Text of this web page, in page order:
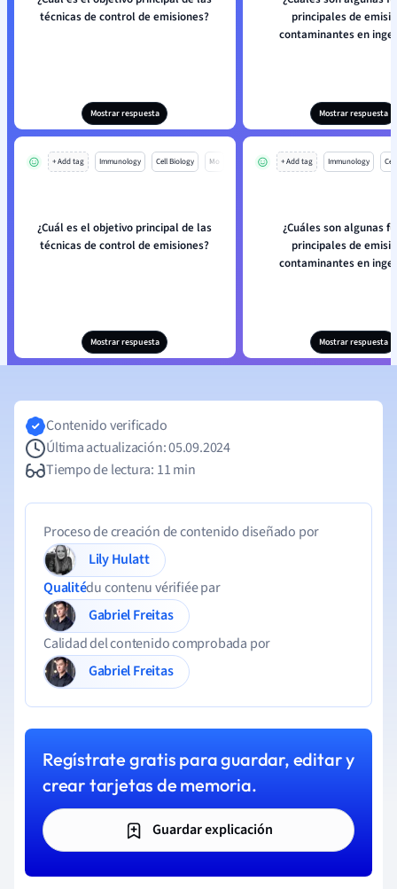
técnicas de control de emisiones?
Mostrar respuesta
principales de
contaminantes en
Mostrar respuesta
+ Add tag Immunology Cell Biology Mo
¿Cuál es el objetivo principal de las
técnicas de control de emisiones?
Mostrar respuesta
+ Add tag Immunology
¿Cuáles son algunas
principales de
contaminantes en
Mostrar respuesta
Contenido verificado
Última actualización: 05.09.2024
Tiempo de lectura: 11 min
Proceso de creación de contenido diseñado por
Lily Hulatt
Qualitédu contenu vérifiée par
Gabriel Freitas
Calidad del contenido comprobada por
Gabriel Freitas
Regístrate gratis para guardar, editar y
crear tarjetas de memoria.
Guardar explicación